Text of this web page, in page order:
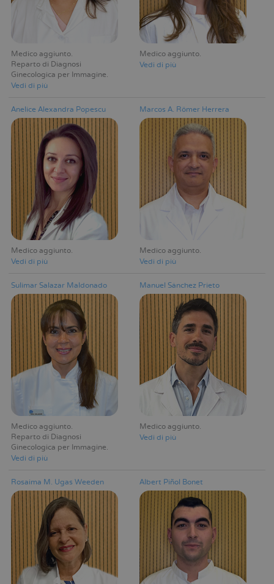
Medico aggiunto
Reparto di Diagnosi
Ginecologica per Immagine
Vedi di più
Medico aggiunto
Vedi di più
Anelice Alexandra Popescu
Medico aggiunto
Vedi di più
Marcos A. Römer Herrera
Medico aggiunto
Vedi di più
Sulimar Salazar Maldonado
Medico aggiunto
Reparto di Diagnosi
Ginecologica per Immagine
Vedi di più
Manuel Sánchez Prieto
Medico aggiunto
Vedi di più
Rosaima M. Ugas Weeden Albert Piñol Bonet